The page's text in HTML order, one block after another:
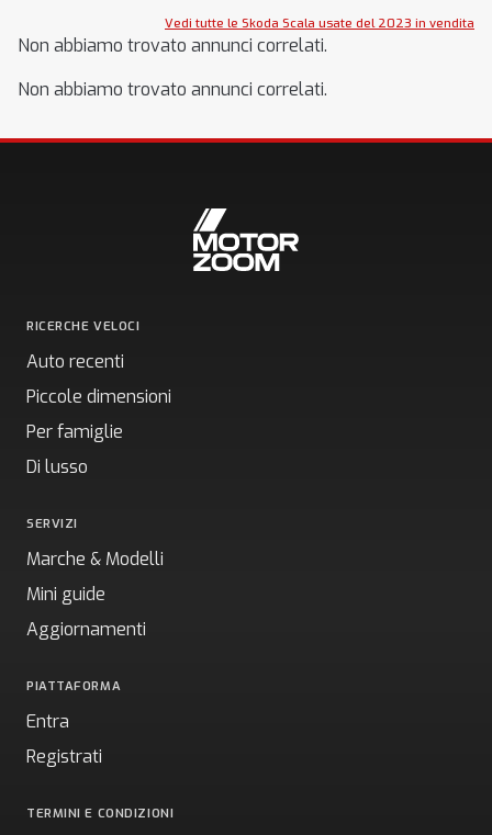
Vedi tutte le Skoda Scala usate del 2023 in vendita
Non abbiamo trovato annunci correlati.
Non abbiamo trovato annunci correlati.
RICERCHE VELOCI
Auto recenti
Piccole dimensioni
Per famiglie
Di lusso
SERVIZI
Marche & Modelli
Mini guide
Aggiornamenti
PIATTAFORMA
Entra
Registrati
TERMINI E CONDIZIONI